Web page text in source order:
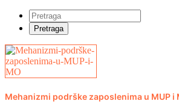
Mehanizmi podrške zaposlenima u MUP i